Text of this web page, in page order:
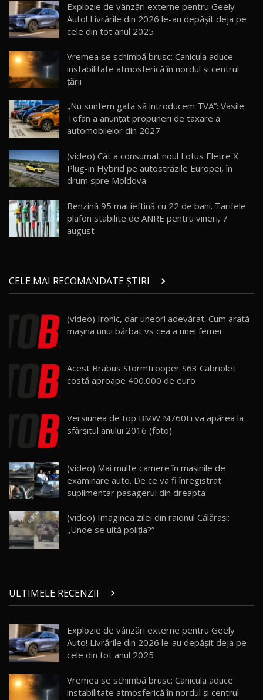
15 14:37
16
AutoBlogMD
13:10
17 20:06
Va fi modelul nr.1 BYD în Moldova? BYD Seal U
30:08
Noul Geely EX5 EM-i care a cucerit Moldova
AutoBlog.MD
23:36
20
Noul ZEEKR 7X / Test Drive AutoBlog.MD
21
AutoBlog.MD
16:59
Noua Mazda 6e / Test Drive AutoBlog.MD
26:59
Lynk & Co 01 / Test Drive AutoBlog.MD
25:19
Van Electric Testat în Moldova / AutoBlog.MD
26:38
25
mai Exclusiv și Puternic Defender Testat în
Moldova
32:21
26
AutoBlog.MD
10:57
28
Noul Geely Monjaro 2025! Mai ieftin și mai
dotat / Test Drive AutoBlog.MD
29
ZEEKR 9X - PRIMUL TEST DRIVE ÎN ROMÂNĂ!
CUM SE CONDUCE?
33:40
Primele impresii despre BYD Seal U DM-i,
Sealion 7 și Seal 5 DM-i / Test Drive
Explozie de vânzări externe pentru Geely
Auto! Livrările din 2026 le-au depășit deja pe
cele din tot anul 2025
Vremea se schimbă brusc: Canicula aduce
instabilitate atmosferică în nordul și centrul
țării
„Nu suntem gata să introducem TVA”: Vasile
Tofan a anunțat propuneri de taxare a
automobilelor din 2027
(video) Cât a consumat noul Lotus Eletre X
Plug-in Hybrid pe autostrăzile Europei, în
drum spre Moldova
Benzină 95 mai ieftină cu 22 de bani. Tarifele
plafon stabilite de ANRE pentru vineri, 7
august
CELE MAI RECOMANDATE ȘTIRI
(video) Ironic, dar uneori adevărat. Cum arată
maşina unui bărbat vs cea a unei femei
Acest Brabus Stormtrooper S63 Cabriolet
costă aproape 400.000 de euro
Versiunea de top BMW M760Li va apărea la
sfârşitul anului 2016 (foto)
(video) Mai multe camere în mașinile de
examinare auto. De ce va fi înregistrat
suplimentar pasagerul din dreapta
(video) Imaginea zilei din raionul Călărași:
„Unde se uită poliția?”
ULTIMELE RECENZII
Explozie de vânzări externe pentru Geely
Auto! Livrările din 2026 le-au depășit deja pe
cele din tot anul 2025
Vremea se schimbă brusc: Canicula aduce
instabilitate atmosferică în nordul și centrul